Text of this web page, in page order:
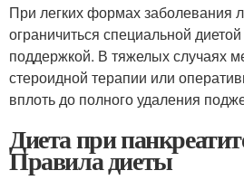
При легких формах заболевания
ограничиться специальной
поддержкой. В тяжелых случаях
стероидной терапии или
вплоть до полного удаления
Диета при
Правила диеты